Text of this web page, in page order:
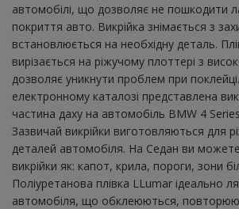
автомобілі, що дозволяє не пошкодити
покриття авто. Викрійка знімається з
встановлюється на необхідну деталь.
вирізається на ріжучому плоттері з
дозволяє уникнути проблем при
електронному каталозі представлена
частина даху на автомобіль BMW 4
Зазвичай викрійки виготовляються для
деталей автомобіля. На Седан ви можете
викрійки як: капот, крила, пороги, зони
Поліуретанова плівка LLumar ідеально
автомобіля, що обклеюються,